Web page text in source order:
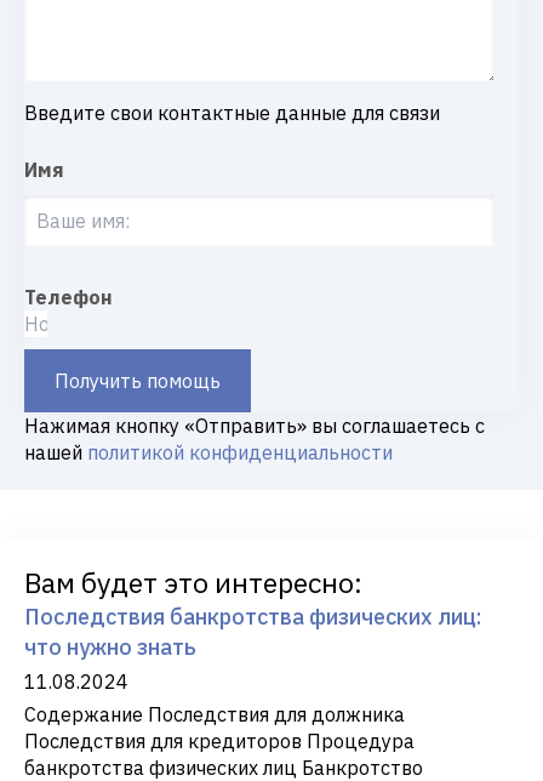
Введите свои контактные данные для связи
Имя
Телефон
Получить помощь
Нажимая кнопку «Отправить» вы соглашаетесь с
нашей политикой конфиденциальности
Вам будет это интересно:
Последствия банкротства физических лиц:
что нужно знать
11.08.2024
Содержание Последствия для должника
Последствия для кредиторов Процедура
банкротства физических лиц Банкротство